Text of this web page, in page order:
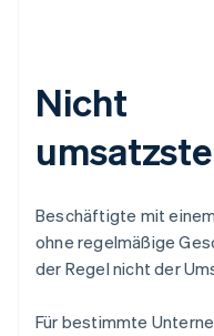
Nicht
Beschäftigte mit
ohne regelmäßige
der Regel nicht der
Für bestimmte